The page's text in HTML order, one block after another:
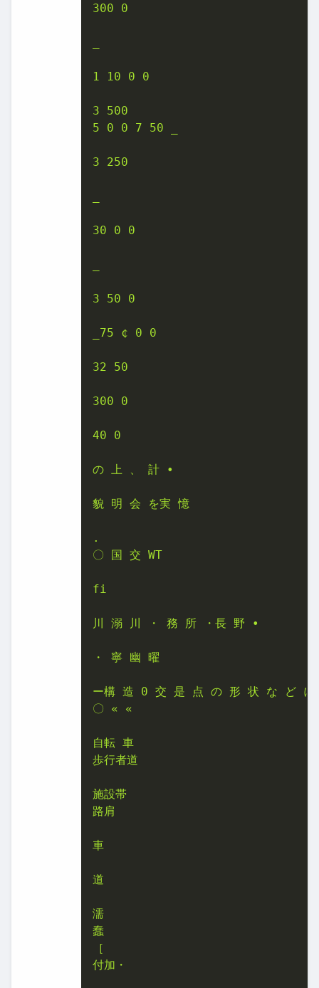
300 0
1 10 0 0
3 500
5 0 0 7 50 ̲
3 250
30 0 0
3 50 0
̲75 ¢ 0 0
32 50
300 0
40 0
の 上 、 計 •
貌 明 会 を実 憶
.
〇 国 交 WT
fi
川 溺 川 ・ 務 所 ・長 野 •
・ 寧 幽 曜
ー構 造 0 交 是 点 の 形 状 な ど
〇 « «
自転 車
歩行者道
施設帯
路肩
車
道
濡
蠢
［
付加・